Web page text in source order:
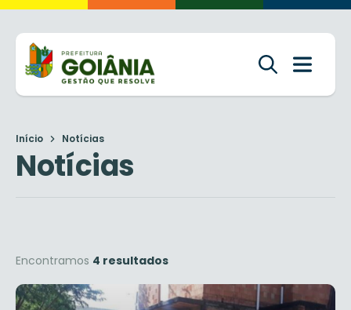
Início Notícias
Notícias
Encontramos 4 resultados